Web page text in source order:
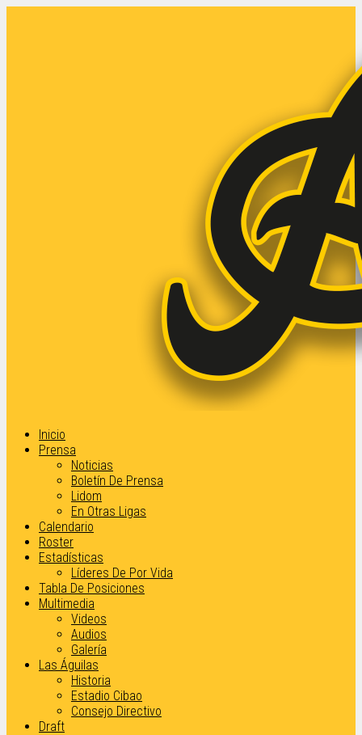
Inicio
Prensa
Noticias
Boletín De Prensa
Lidom
En Otras Ligas
Calendario
Roster
Estadísticas
Líderes De Por Vida
Tabla De Posiciones
Multimedia
Videos
Audios
Galería
Las Águilas
Historia
Estadio Cibao
Consejo Directivo
Draft